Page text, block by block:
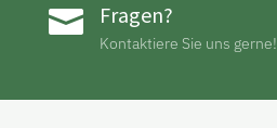
 Fragen?
Kontaktiere Sie uns gerne!